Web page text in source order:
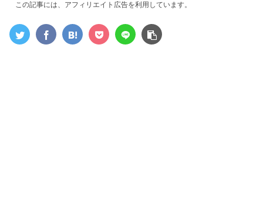
この記事には、アフィリエイト広告を利用しています。